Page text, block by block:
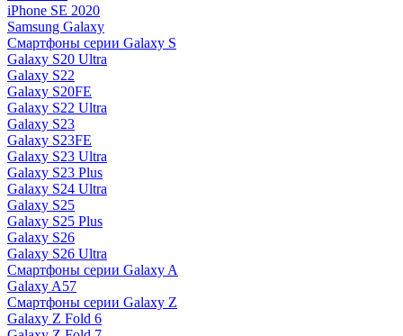
iPhone SE 2020
Samsung Galaxy
Смартфоны серии Galaxy S
Galaxy S20 Ultra
Galaxy S22
Galaxy S20FE
Galaxy S22 Ultra
Galaxy S23
Galaxy S23FE
Galaxy S23 Ultra
Galaxy S23 Plus
Galaxy S24 Ultra
Galaxy S25
Galaxy S25 Plus
Galaxy S26
Galaxy S26 Ultra
Смартфоны серии Galaxy A
Galaxy A57
Смартфоны серии Galaxy Z
Galaxy Z Fold 6